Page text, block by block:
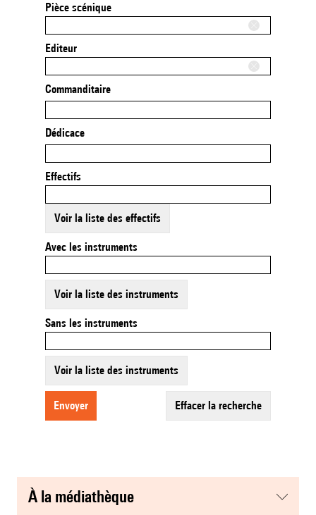
Pièce scénique
Editeur
Commanditaire
Dédicace
Effectifs
Voir la liste des effectifs
Avec les instruments
Voir la liste des instruments
Sans les instruments
Voir la liste des instruments
envoyer effacer la recherche
à la médiathèque